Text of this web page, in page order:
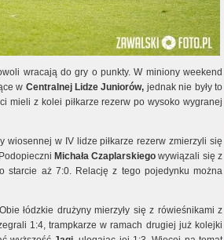
wracają do gry o punkty. W miniony weekend
w Centralnej Lidze Juniorów, jednak nie były to
mieli z kolei piłkarze rezerw po wysoko wygranej
wiosennej w IV lidze piłkarze rezerw zmierzyli się
Michała Czaplarskiego wywiązali się z
starcie aż 7:0. Relację z tego pojedynku można
łódzkie drużyny mierzyły się z rówieśnikami z
1:4, trampkarze w ramach drugiej już kolejki